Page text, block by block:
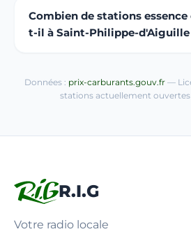
Combien de stations essence
t-il à Saint-Philippe-d'Aiguille
Données : prix-carburants.gouv.fr—
stations actuellement ouvertes
R.I.G
Votre radio locale